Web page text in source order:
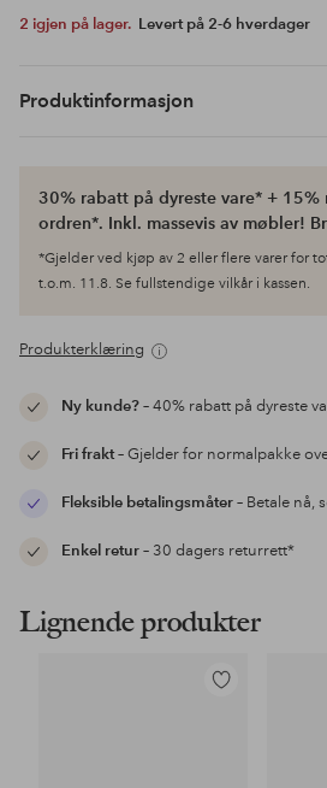
2 igjen på lager. Levert på 2-6 hverdager
Produktinformasjon
30% rabatt på dyreste vare* + 15%
ordren*. Inkl. massevis av møbler!
*Gjelder ved kjøp av 2 eller flere varer for
t.o.m. 11.8. Se fullstendige vilkår i kassen.
Produkterklæring
Ny kunde?– 40% rabatt på dyreste
Fri frakt– Gjelder for normalpakke
Fleksible betalingsmåter– Betale nå,
Enkel retur– 30 dagers returrett*
Lignende produkter
Legg